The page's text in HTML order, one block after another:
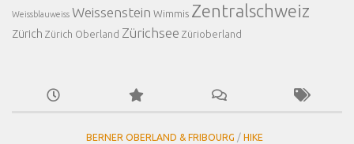
Weissblauweiss Weissenstein Wimmis Zentralschweiz
Zürich Zürich Oberland Zürichsee Zürioberland
BERNER OBERLAND & FRIBOURG / HIKE